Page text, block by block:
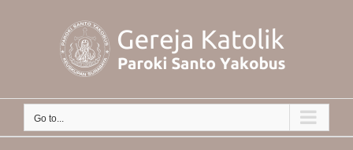
Go to...